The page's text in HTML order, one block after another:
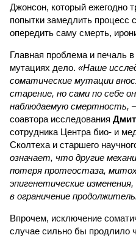
Джонсон, который ежегодно
попытки замедлить процесс
опередить саму смерть,
Главная проблема и печаль
мутациях дело. «Наше
соматические мутации
старение, но сами по себе
наблюдаемую смертность, –
соавтора исследования
сотрудника Центра био- и
Сколтеха и старшего
означает, что другие
потеря протеостаза,
эпигенетические
в ограничение
Впрочем, исключение
случае сильно бы продлило